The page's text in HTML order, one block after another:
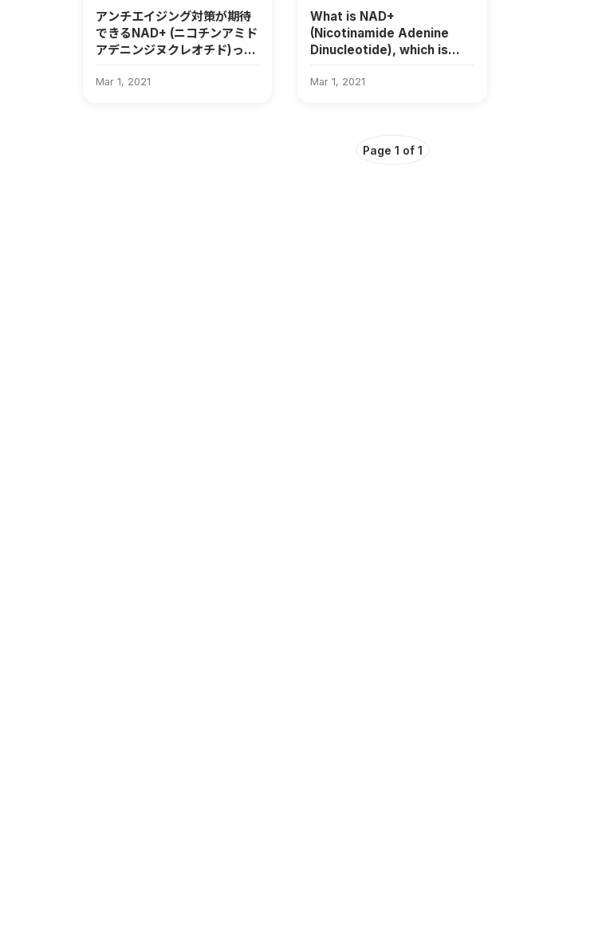
アンチエイジング対策が期待
できるNAD+ (ニコチンアミド
アデニンジヌクレオチド)って
Mar 1, 2021
What is NAD+
(Nicotinamide Adenine
Dinucleotide), which is
for anti-aging measures?
Mar 1, 2021
Page 1 of 1